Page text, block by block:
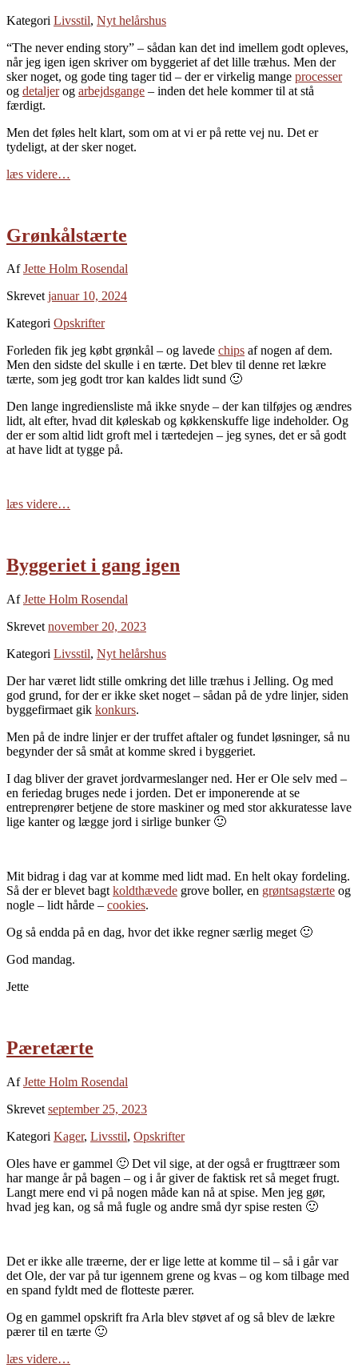
Kategori Livsstil, Nyt helårshus
“The never ending story” – sådan kan det ind imellem godt opleves,
når jeg igen igen skriver om byggeriet af det lille træhus. Men der
sker noget, og gode ting tager tid – der er virkelig mange processer
og detaljerog arbejdsgange – inden det hele kommer til at stå
færdigt.
Men det føles helt klart, som om at vi er på rette vej nu. Det er
tydeligt, at der sker noget.
læs videre…
Grønkålstærte
AfJette Holm Rosendal
Skrevetjanuar 10, 2024
Kategori Opskrifter
Forleden fik jeg købt grønkål – og lavede chips af nogen af dem.
Men den sidste del skulle i en tærte. Det blev til denne ret lækre
tærte, som jeg godt tror kan kaldes lidt sund 🙂
Den lange ingrediensliste må ikke snyde – der kan tilføjes og ændres
lidt, alt efter, hvad dit køleskab og køkkenskuffe lige indeholder. Og
der er som altid lidt groft mel i tærtedejen – jeg synes, det er så godt
at have lidt at tygge på.
læs videre…
Byggeriet i gang igen
AfJette Holm Rosendal
Skrevet november 20, 2023
Kategori Livsstil, Nyt helårshus
Der har været lidt stille omkring det lille træhus i Jelling. Og med
god grund, for der er ikke sket noget – sådan på de ydre linjer, siden
byggefirmaet gik konkurs.
Men på de indre linjer er der truffet aftaler og fundet løsninger, så nu
begynder der så småt at komme skred i byggeriet.
I dag bliver der gravet jordvarmeslanger ned. Her er Ole selv med –
en feriedag bruges nede i jorden. Det er imponerende at se
entreprenører betjene de store maskiner og med stor akkuratesse lave
lige kanter og lægge jord i sirlige bunker 🙂
Mit bidrag i dag var at komme med lidt mad. En helt okay fordeling.
Så der er blevet bagt koldthævede grove boller, en grøntsagstærte og
nogle – lidt hårde – cookies.
Og så endda på en dag, hvor det ikke regner særlig meget 🙂
God mandag.
Jette
Pæretærte
AfJette Holm Rosendal
Skrevet september 25, 2023
Kategori Kager, Livsstil, Opskrifter
Oles have er gammel 🙂 Det vil sige, at der også er frugttræer som
har mange år på bagen – og i år giver de faktisk ret så meget frugt.
Langt mere end vi på nogen måde kan nå at spise. Men jeg gør,
hvad jeg kan, og så må fugle og andre små dyr spise resten 🙂
Det er ikke alle træerne, der er lige lette at komme til – så i går var
det Ole, der var på tur igennem grene og kvas – og kom tilbage med
en spand fyldt med de flotteste pærer.
Og en gammel opskrift fra Arla blev støvet af og så blev de lækre
pærer til en tærte 🙂
læs videre…